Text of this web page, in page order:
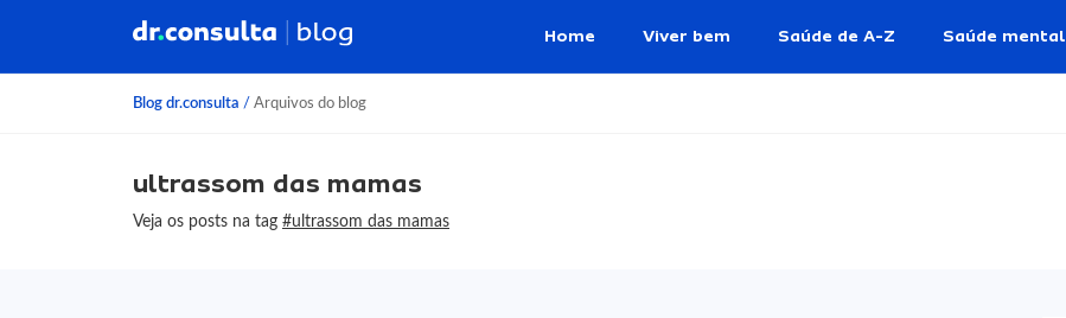
Home Viver bem Saúde de A-Z Saúde mental
Blog dr.consulta / Arquivos do blog
ultrassom das mamas
Veja os posts na tag #ultrassom das mamas